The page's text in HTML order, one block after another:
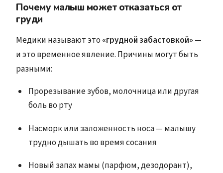
Почему малыш может отказаться от
груди
Медики называют это «грудной забастовкой» —
и это временное явление. Причины могут быть
разными:
Прорезывание зубов, молочница или другая
боль во рту
Насморк или заложенность носа — малышу
трудно дышать во время сосания
Новый запах мамы (парфюм, дезодорант),